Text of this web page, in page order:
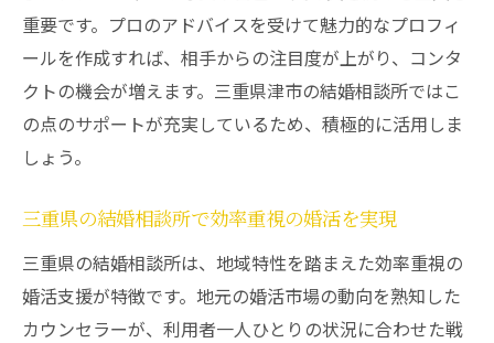
重要です。プロのアドバイスを受けて魅力的なプロフィ
ールを作成すれば、相手からの注目度が上がり、コンタ
クトの機会が増えます。三重県津市の結婚相談所ではこ
の点のサポートが充実しているため、積極的に活用しま
しょう。
三重県の結婚相談所で効率重視の婚活を実現
三重県の結婚相談所は、地域特性を踏まえた効率重視の
婚活支援が特徴です。地元の婚活市場の動向を熟知した
カウンセラーが、利用者一人ひとりの状況に合わせた戦